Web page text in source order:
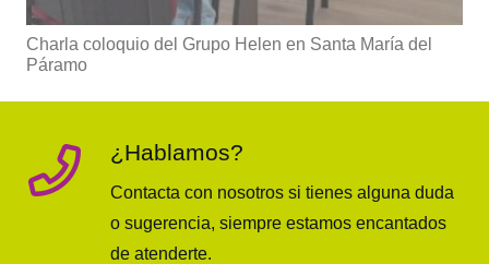
Charla coloquio del Grupo Helen en Santa María del
Páramo
¿Hablamos?
Contacta con nosotros si tienes alguna duda
o sugerencia, siempre estamos encantados
de atenderte.